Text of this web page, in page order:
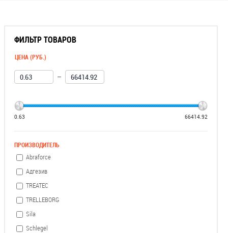
ФИЛЬТР ТОВАРОВ
ЦЕНА (РУБ.)
—
0.63 66414.92
ПРОИЗВОДИТЕЛЬ
Abraforce
Адгезив
TREATEC
TRELLEBORG
Sila
Schlegel